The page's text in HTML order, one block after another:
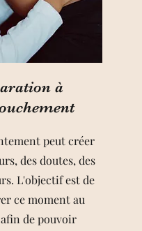
à
peut créer
des doutes, des
L'objectif est de
ce moment au
de pouvoir